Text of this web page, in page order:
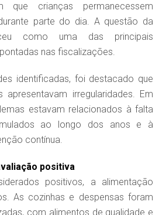
que crianças permanecessem
parte do dia. A questão da
como uma das principais
nas fiscalizações.
identificadas, foi destacado que
irregularidades. Em
estavam relacionados à falta
ao longo dos anos e à
contínua.
positiva
positivos, a alimentação
As cozinhas e despensas foram
com alimentos de qualidade e